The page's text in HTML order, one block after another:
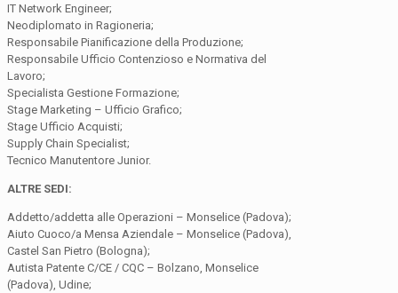
IT Network Engineer;
Neodiplomato in Ragioneria;
Responsabile Pianificazione della Produzione;
Responsabile Ufficio Contenzioso e Normativa del
Lavoro;
Specialista Gestione Formazione;
Stage Marketing – Ufficio Grafico;
Stage Ufficio Acquisti;
Supply Chain Specialist;
Tecnico Manutentore Junior.
ALTRE SEDI:
Addetto/addetta alle Operazioni – Monselice (Padova);
Aiuto Cuoco/a Mensa Aziendale – Monselice (Padova),
Castel San Pietro (Bologna);
Autista Patente C/CE / CQC – Bolzano, Monselice
(Padova), Udine;